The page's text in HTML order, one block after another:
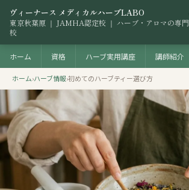
ヴィーナース メディカルハーブLABO
東京秋葉原 ｜ JAMHA認定校 ｜ ハーブ・アロマの専門
校
ホーム 資格 ハーブ実用講座 講師紹介
ホーム›ハーブ情報›初めてのハーブティー選び方